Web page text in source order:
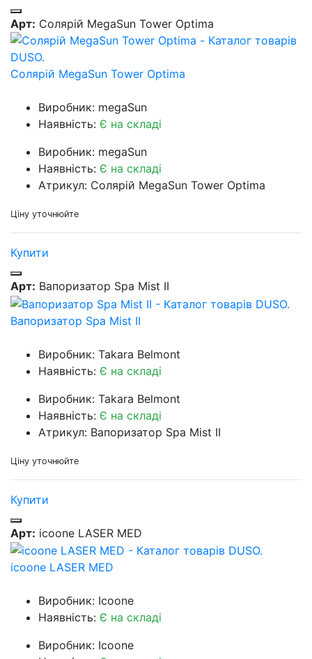
Арт: Солярій MegaSun Tower Optima
Солярій MegaSun Tower Optima
Виробник: megaSun
Наявність: Є на складі
Виробник: megaSun
Наявність: Є на складі
Атрикул: Солярій MegaSun Tower Optima
Ціну уточнюйте
Купити
Арт: Вапоризатор Spa Mist II
Вапоризатор Spa Mist II
Виробник: Takara Belmont
Наявність: Є на складі
Виробник: Takara Belmont
Наявність: Є на складі
Атрикул: Вапоризатор Spa Mist II
Ціну уточнюйте
Купити
Арт: icoone LASER MED
icoone LASER MED
Виробник: Icoone
Наявність: Є на складі
Виробник: Icoone